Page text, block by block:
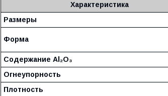
Характеристика
Размеры
Форма
Содержание Al₂O₃
Огнеупорность
Плотность